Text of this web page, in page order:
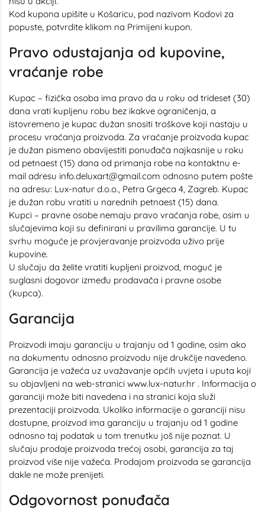
Kod kupona upišite u Košaricu, pod nazivom Kodovi za
popuste, potvrdite klikom na Primijeni kupon.
Pravo odustajanja od kupovine,
vraćanje robe
Kupac – fizička osoba ima pravo da u roku od trideset (30)
dana vrati kupljenu robu bez ikakve ograničenja, a
istovremeno je kupac dužan snositi troškove koji nastaju u
procesu vraćanja proizvoda. Za vraćanje proizvoda kupac
je dužan pismeno obavijestiti ponuđača najkasnije u roku
od petnaest (15) dana od primanja robe na kontaktnu e-
mail adresu info.deluxart@gmail.com odnosno putem pošte
na adresu: Lux-natur d.o.o., Petra Grgeca 4, Zagreb. Kupac
je dužan robu vratiti u narednih petnaest (15) dana.
Kupci – pravne osobe nemaju pravo vraćanja robe, osim u
slučajevima koji su definirani u pravilima garancije. U tu
svrhu moguće je provjeravanje proizvoda uživo prije
kupovine.
U slučaju da želite vratiti kupljeni proizvod, moguć je
suglasni dogovor između prodavača i pravne osobe
(kupca).
Garancija
Proizvodi imaju garanciju u trajanju od 1 godine, osim ako
na dokumentu odnosno proizvodu nije drukčije navedeno.
Garancija je važeća uz uvažavanje općih uvjeta i uputa koji
su objavljeni na web-stranici www.lux-natur.hr . Informacija o
garanciji može biti navedena i na stranici koja služi
prezentaciji proizvoda. Ukoliko informacije o garanciji nisu
dostupne, proizvod ima garanciju u trajanju od 1 godine
odnosno taj podatak u tom trenutku još nije poznat. U
slučaju prodaje proizvoda trećoj osobi, garancija za taj
proizvod više nije važeća. Prodajom proizvoda se garancija
dakle ne može prenijeti.
Odgovornost ponuđača